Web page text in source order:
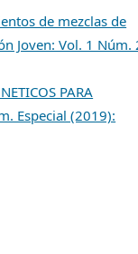
de mezclas de
Joven: Vol. 1 Núm.
PARA
Especial (2019):